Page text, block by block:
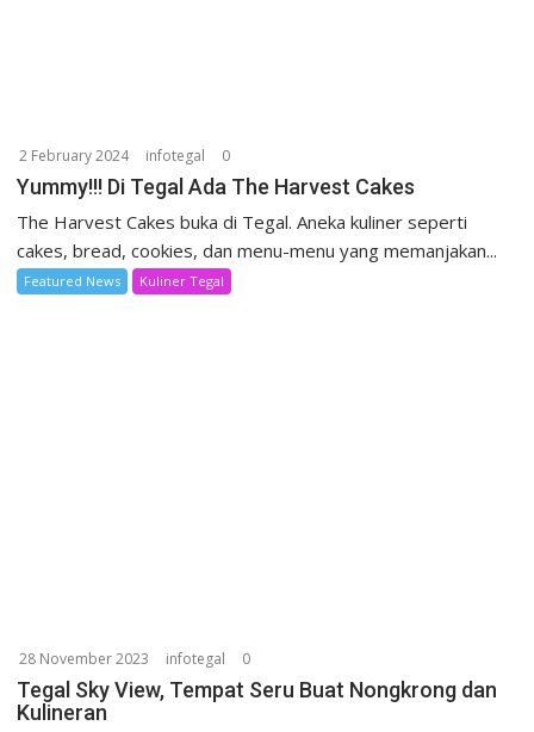
2 February 2024 infotegal 0
Yummy!!! Di Tegal Ada The Harvest Cakes
The Harvest Cakes buka di Tegal. Aneka kuliner seperti
cakes, bread, cookies, dan menu-menu yang memanjakan...
Featured News Kuliner Tegal
28 November 2023 infotegal 0
Tegal Sky View, Tempat Seru Buat Nongkrong dan
Kulineran